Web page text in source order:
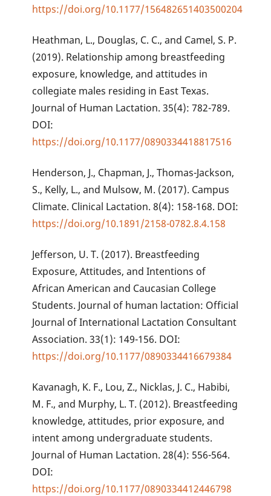
https://doi.org/10.1177/156482651403500204
Heathman, L., Douglas, C. C., and Camel, S. P.
(2019). Relationship among breastfeeding
exposure, knowledge, and attitudes in
collegiate males residing in East Texas.
Journal of Human Lactation. 35(4): 782-789.
DOI:
https://doi.org/10.1177/0890334418817516
Henderson, J., Chapman, J., Thomas-Jackson,
S., Kelly, L., and Mulsow, M. (2017). Campus
Climate. Clinical Lactation. 8(4): 158-168. DOI:
https://doi.org/10.1891/2158-0782.8.4.158
Jefferson, U. T. (2017). Breastfeeding
Exposure, Attitudes, and Intentions of
African American and Caucasian College
Students. Journal of human lactation: Official
Journal of International Lactation Consultant
Association. 33(1): 149-156. DOI:
https://doi.org/10.1177/0890334416679384
Kavanagh, K. F., Lou, Z., Nicklas, J. C., Habibi,
M. F., and Murphy, L. T. (2012). Breastfeeding
knowledge, attitudes, prior exposure, and
intent among undergraduate students.
Journal of Human Lactation. 28(4): 556-564.
DOI:
https://doi.org/10.1177/0890334412446798